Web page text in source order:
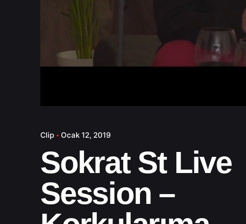
Clip Ocak 12, 2019
Sokrat St Live
Session –